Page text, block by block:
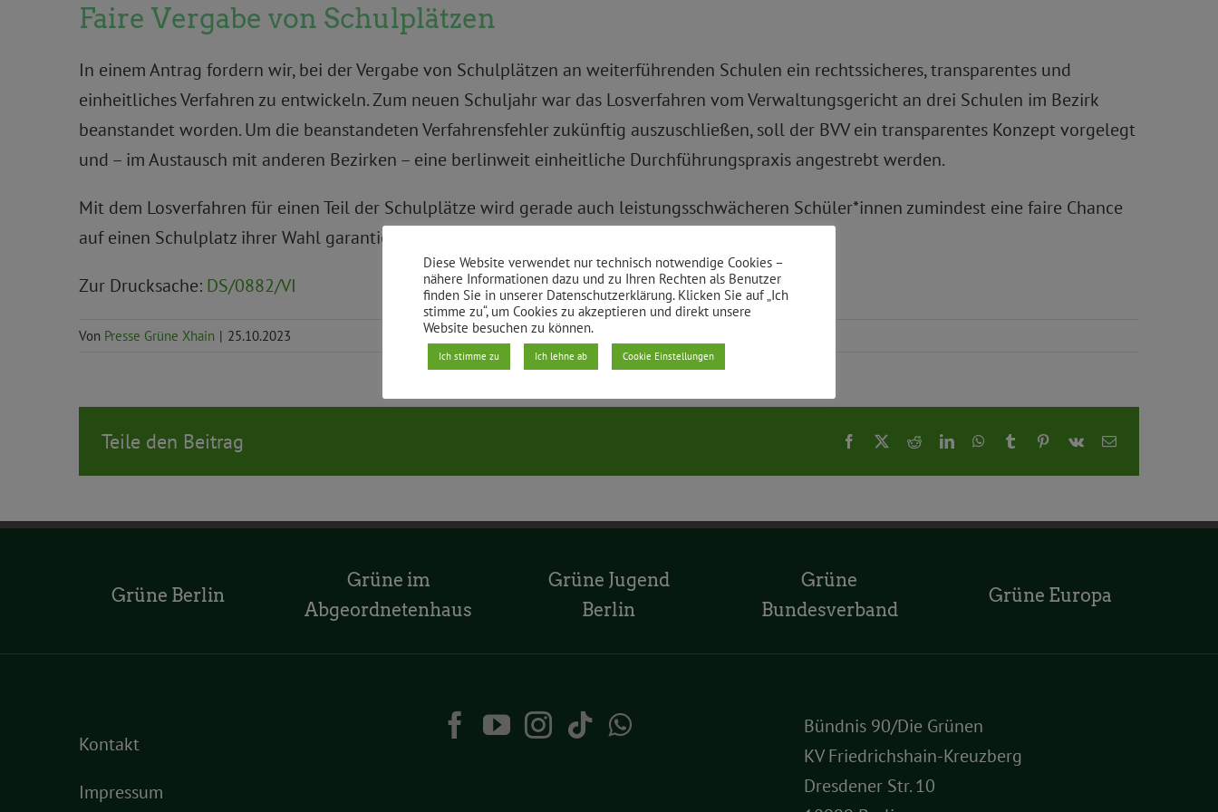
Faire Vergabe von Schulplätzen
In einem Antrag fordern wir, bei der Vergabe von Schulplätzen an weiterführenden Schulen ein rechtssicheres, transparentes und
einheitliches Verfahren zu entwickeln. Zum neuen Schuljahr war das Losverfahren vom Verwaltungsgericht an drei Schulen im Bezirk
beanstandet worden. Um die beanstandeten Verfahrensfehler zukünftig auszuschließen, soll der BVV ein transparentes Konzept vorgelegt
und – im Austausch mit anderen Bezirken – eine berlinweit einheitliche Durchführungspraxis angestrebt werden.
Mit dem Losverfahren für einen Teil der Schulplätze wird gerade auch leistungsschwächeren Schüler*innen zumindest eine faire Chance
auf einen Schulplatz ihrer Wahl garantiert.
Zur Drucksache: DS/0882/VI
Von Presse Grüne Xhain | 25.10.2023
Teile den Beitrag Facebook RedditLinkedInWhatsApp
Tumblr Pinterest
Vk
E-
Grüne Berlin
Grüne im
Abgeordnetenhaus
Grüne Jugend
Berlin
Grüne
Bundesverband
Grüne Europa
Kontakt
Impressum
Bündnis 90/Die Grünen
KV Friedrichshain-Kreuzberg
Dresdener Str. 10
Diese Website verwendet nur technisch notwendige Cookies –
nähere Informationen dazu und zu Ihren Rechten als Benutzer
finden Sie in unserer Datenschutzerklärung. Klicken Sie auf „Ich
stimme zu“, um Cookies zu akzeptieren und direkt unsere
Website besuchen zu können.
Ich stimme zu Ich lehne ab Cookie Einstellungen